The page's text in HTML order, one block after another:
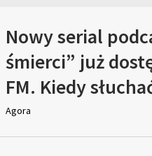
Nowy serial
śmierci” już
FM. Kiedy
Agora